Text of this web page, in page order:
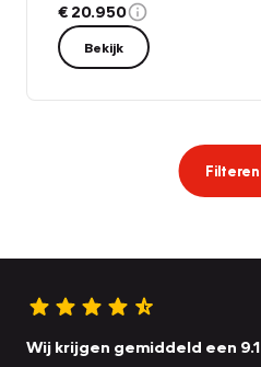
€ 20.950
Bekijk
Filteren
Wij krijgen gemiddeld een 9.1